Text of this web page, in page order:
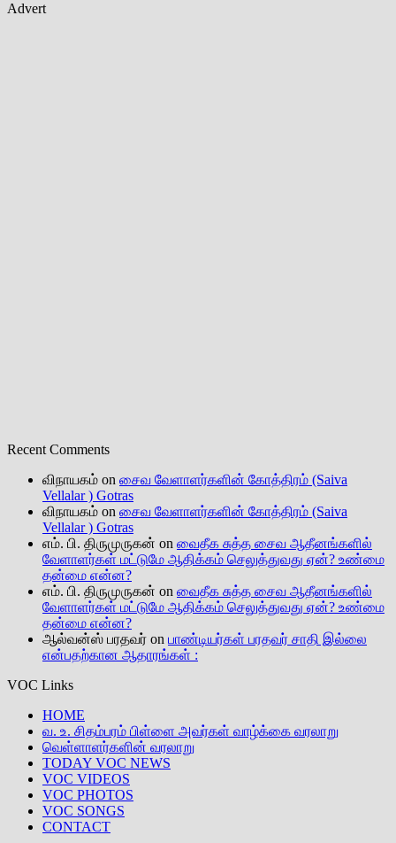
Advert
Recent Comments
விநாயகம் on சைவ வேளாளர்களின் கோத்திரம் (Saiva
Vellalar ) Gotras
விநாயகம் on சைவ வேளாளர்களின் கோத்திரம் (Saiva
Vellalar ) Gotras
எம். பி. திருமுருகன் on வைதீக சுத்த சைவ ஆதீனங்களில்
வேளாளர்கள் மட்டுமே ஆதிக்கம் செலுத்துவது ஏன்? உண்மை
தன்மை என்ன?
எம். பி. திருமுருகன் on வைதீக சுத்த சைவ ஆதீனங்களில்
வேளாளர்கள் மட்டுமே ஆதிக்கம் செலுத்துவது ஏன்? உண்மை
தன்மை என்ன?
ஆல்வன்ஸ் பரதவர் on பாண்டியர்கள் பரதவர் சாதி இல்லை
என்பதற்கான ஆதாரங்கள் :
VOC Links
HOME
வ. உ. சிதம்பரம் பிள்ளை அவர்கள் வாழ்க்கை வரலாறு
வெள்ளாளர்களின் வரலாறு
TODAY VOC NEWS
VOC VIDEOS
VOC PHOTOS
VOC SONGS
CONTACT